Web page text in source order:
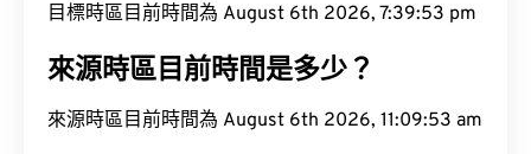
目標時區目前時間為 August 6th 2026, 7:39:54 pm
來源時區目前時間是多少？
來源時區目前時間為 August 6th 2026, 11:09:54 am